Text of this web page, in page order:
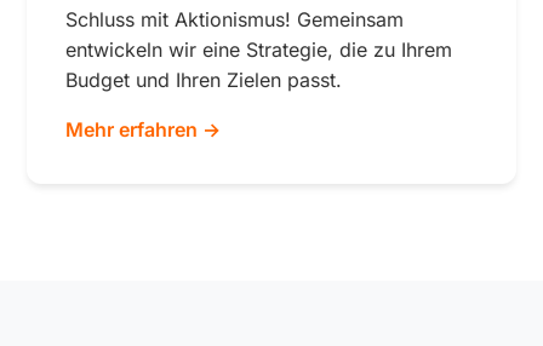
Schluss mit Aktionismus! Gemeinsam
entwickeln wir eine Strategie, die zu Ihrem
Budget und Ihren Zielen passt.
Mehr erfahren →